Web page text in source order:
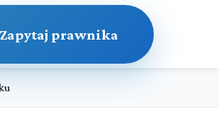
Zapytaj prawnika